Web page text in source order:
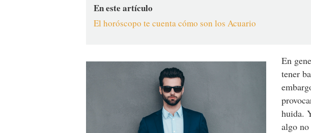
En este artículo
El horóscopo te cuenta cómo son los Acuario
En
tener
huida.
algo